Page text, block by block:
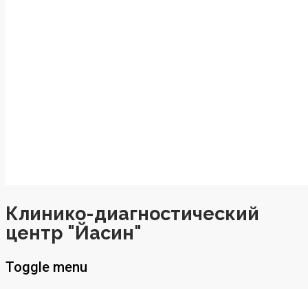
Клинико-диагностический
центр "Йасин"
Toggle menu